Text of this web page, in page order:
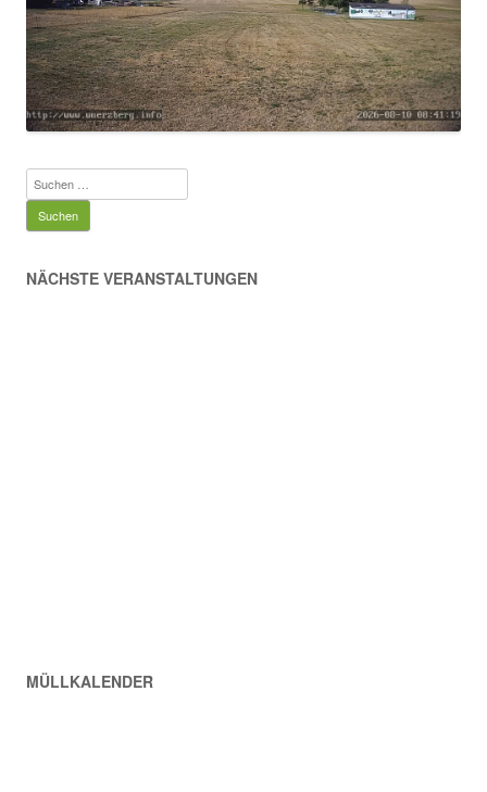
Suchen
nach:
NÄCHSTE VERANSTALTUNGEN
MÜLLKALENDER